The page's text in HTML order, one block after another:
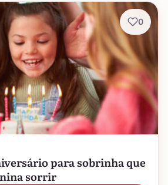
para sobrinha que
sorrir
0